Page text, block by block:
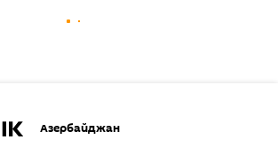
Азербайджан